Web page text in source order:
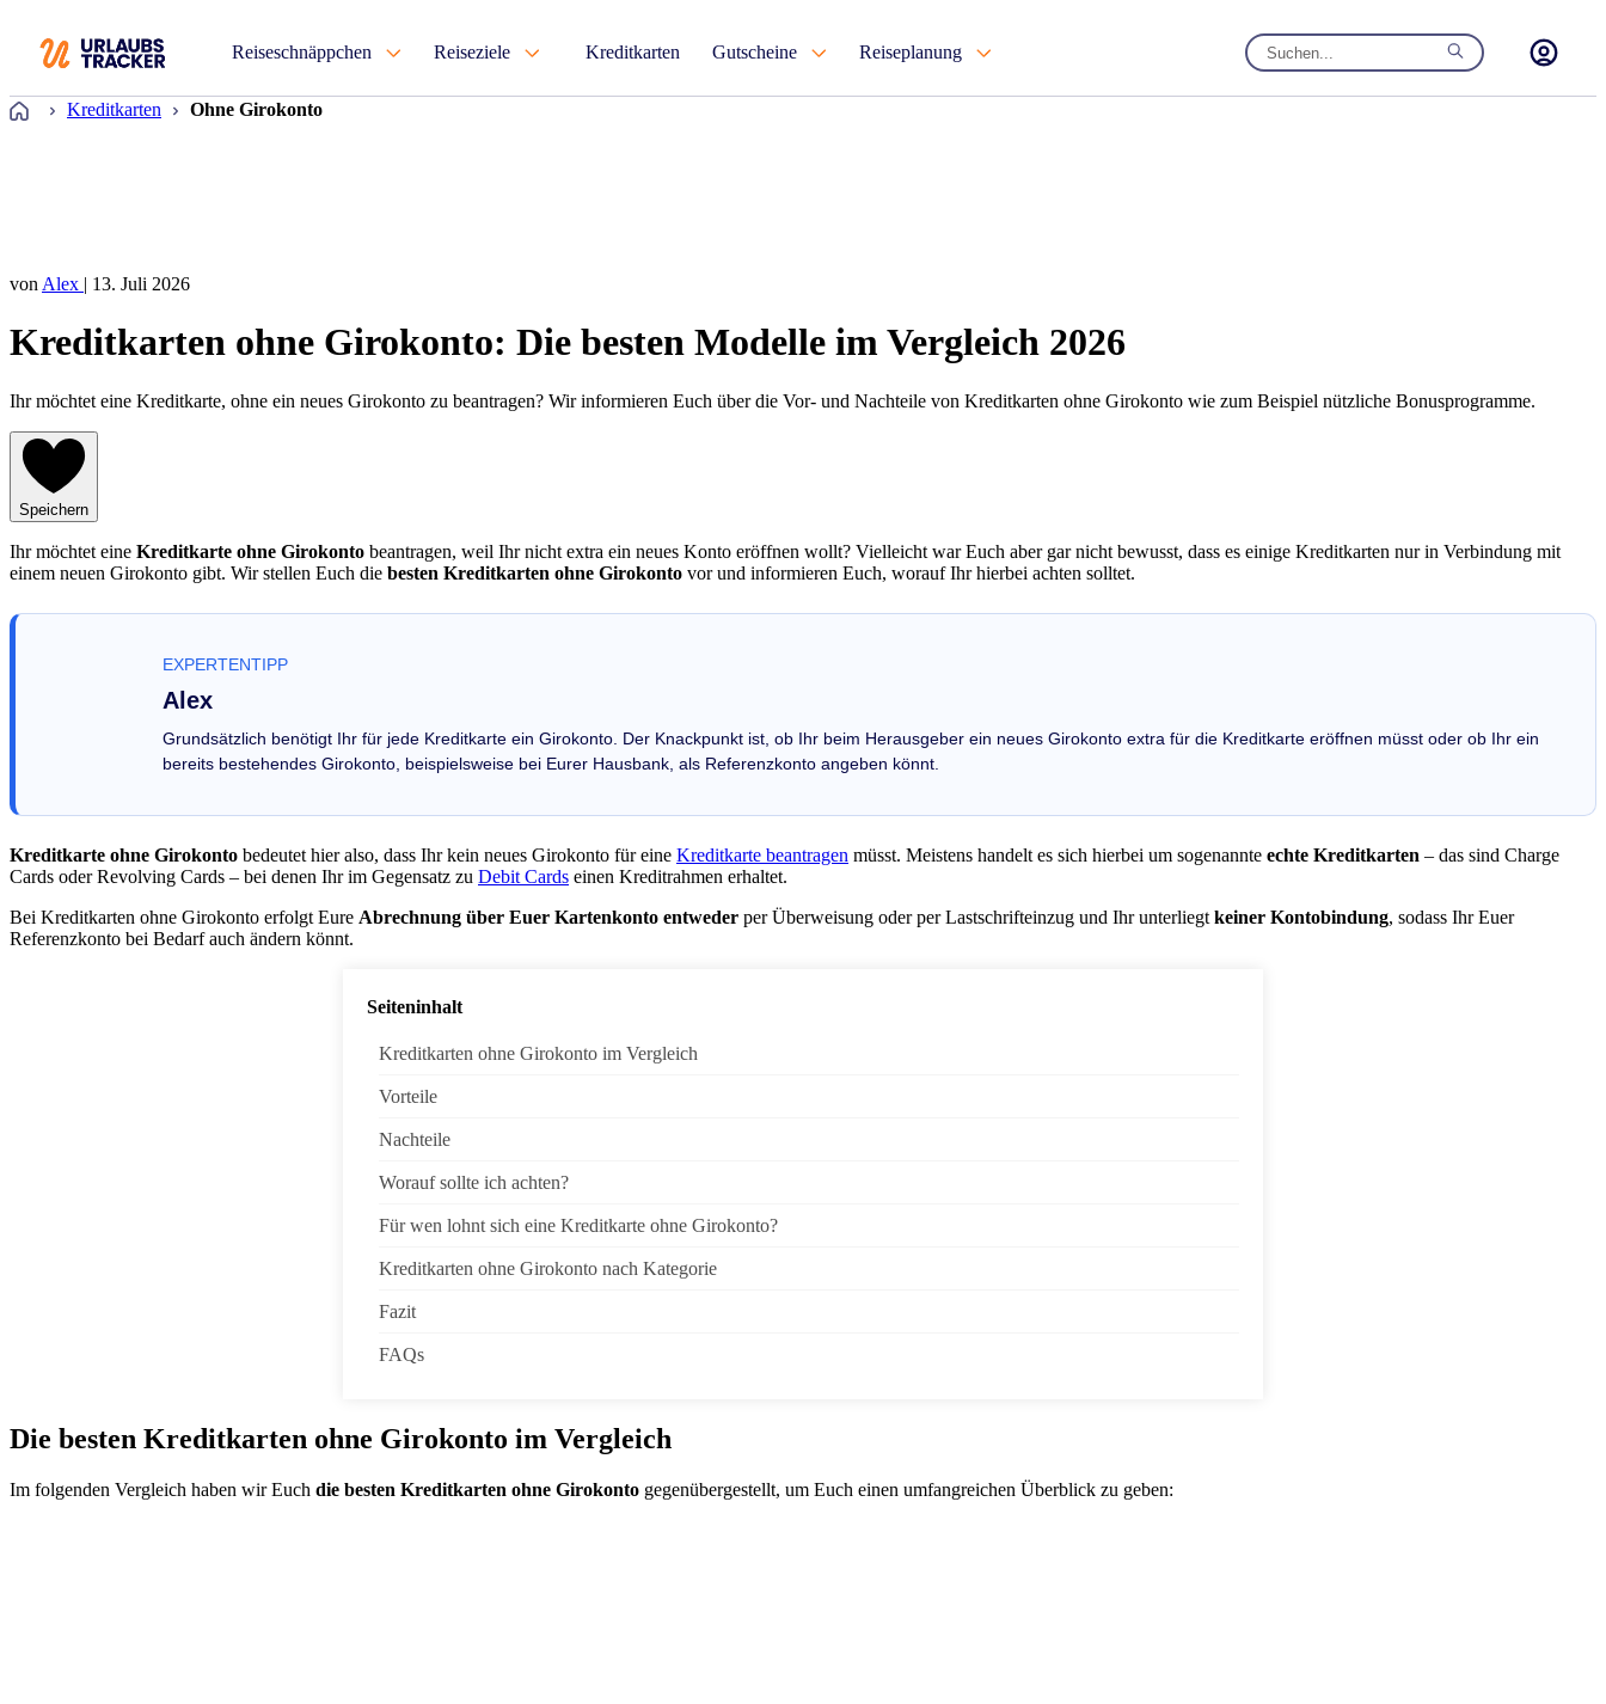
Reiseschnäppchen Reiseziele Kreditkarten Gutscheine Reiseplanung
Startseite
Kreditkarten Ohne Girokonto
von Alex | 13. Juli 2026
Kreditkarten ohne Girokonto: Die besten Modelle im Vergleich 2026
Ihr möchtet eine Kreditkarte, ohne ein neues Girokonto zu beantragen? Wir informieren Euch über die Vor- und Nachteile von Kreditkarten ohne Girokonto wie zum Beispiel nützliche Bonusprogramme.
Speichern
Ihr möchtet eine Kreditkarte ohne Girokonto beantragen, weil Ihr nicht extra ein neues Konto eröffnen wollt? Vielleicht war Euch aber gar nicht bewusst, dass es einige Kreditkarten nur in Verbindung mit
einem neuen Girokonto gibt. Wir stellen Euch die besten Kreditkarten ohne Girokonto vor und informieren Euch, worauf Ihr hierbei achten solltet.
EXPERTENTIPP
Alex
Grundsätzlich benötigt Ihr für jede Kreditkarte ein Girokonto. Der Knackpunkt ist, ob Ihr beim Herausgeber ein neues Girokonto extra für die Kreditkarte eröffnen müsst oder ob Ihr ein
bereits bestehendes Girokonto, beispielsweise bei Eurer Hausbank, als Referenzkonto angeben könnt.
Kreditkarte ohne Girokonto bedeutet hier also, dass Ihr kein neues Girokonto für eine Kreditkarte beantragen müsst. Meistens handelt es sich hierbei um sogenannte echte Kreditkarten – das sind Charge
Cards oder Revolving Cards – bei denen Ihr im Gegensatz zu Debit Cards einen Kreditrahmen erhaltet.
Bei Kreditkarten ohne Girokonto erfolgt Eure Abrechnung über Euer Kartenkonto entweder per Überweisung oder per Lastschrifteinzug und Ihr unterliegt keiner Kontobindung, sodass Ihr Euer
Referenzkonto bei Bedarf auch ändern könnt.
Seiteninhalt
Kreditkarten ohne Girokonto im Vergleich
Vorteile
Nachteile
Worauf sollte ich achten?
Für wen lohnt sich eine Kreditkarte ohne Girokonto?
Kreditkarten ohne Girokonto nach Kategorie
Fazit
FAQs
Die besten Kreditkarten ohne Girokonto im Vergleich
Im folgenden Vergleich haben wir Euch die besten Kreditkarten ohne Girokonto gegenübergestellt, um Euch einen umfangreichen Überblick zu geben: